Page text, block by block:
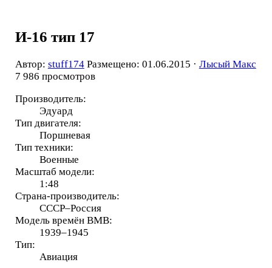
И-16 тип 17
Автор: stuff174 Размещено: 01.06.2015 · Лысый Макс
7 986 просмотров
Производитель:
Эдуард
Тип двигателя:
Поршневая
Тип техники:
Военные
Масштаб модели:
1:48
Страна-производитель:
СССР–Россия
Модель времён ВМВ:
1939–1945
Тип:
Авиация